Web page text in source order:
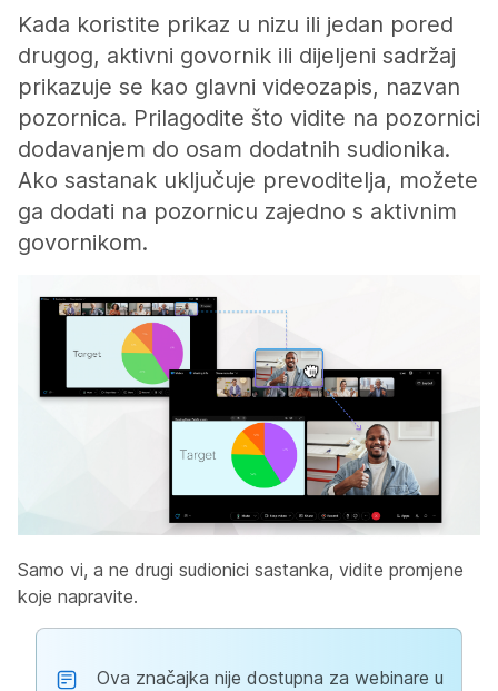
Kada koristite prikaz u nizu ili jedan pored
drugog, aktivni govornik ili dijeljeni sadržaj
prikazuje se kao glavni videozapis, nazvan
pozornica. Prilagodite što vidite na pozornici
dodavanjem do osam dodatnih sudionika.
Ako sastanak uključuje prevoditelja, možete
ga dodati na pozornicu zajedno s aktivnim
govornikom.
Samo vi, a ne drugi sudionici sastanka, vidite promjene
koje napravite.
Ova značajka nije dostupna za webinare u